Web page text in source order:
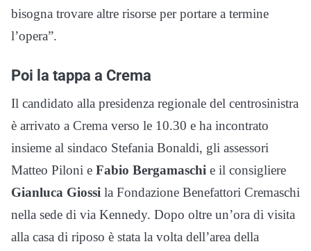
bisogna trovare altre risorse per portare a termine
l’opera”.
Poi la tappa a Crema
Il candidato alla presidenza regionale del centrosinistra
è arrivato a Crema verso le 10.30 e ha incontrato
insieme al sindaco Stefania Bonaldi, gli assessori
Matteo Piloni e Fabio Bergamaschi e il consigliere
Gianluca Giossi la Fondazione Benefattori Cremaschi
nella sede di via Kennedy. Dopo oltre un’ora di visita
alla casa di riposo è stata la volta dell’area della